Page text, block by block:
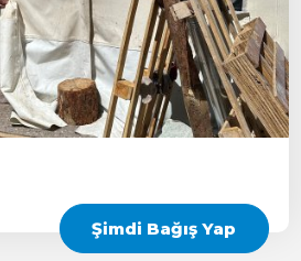
Şimdi Bağış Yap